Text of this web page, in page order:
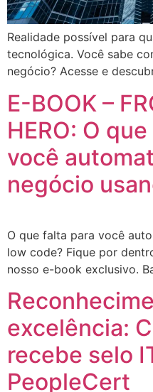
Realidade possível para
tecnológica. Você sabe
negócio? Acesse e
E-BOOK –
HERO: O
você
negócio
O que falta para você
low code? Fique por
nosso e-book exclusivo.
excelência:
recebe selo
PeopleCert